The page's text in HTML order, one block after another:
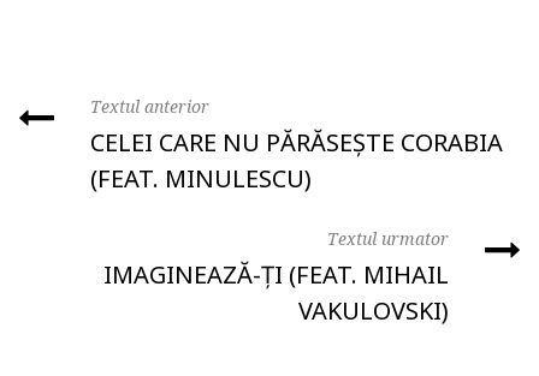
Textul anterior
CELEI CARE NU PĂRĂSEȘTE CORABIA
(FEAT. MINULESCU)
Textul urmator
IMAGINEAZĂ-ȚI (FEAT. MIHAIL
VAKULOVSKI)